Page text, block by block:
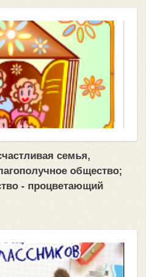
семья,
общество;
- процветающий